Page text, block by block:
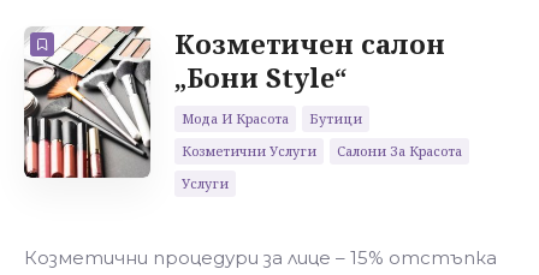
Козметичен салон
„Бони Style“
Мода И Красота
Бутици
Козметични Услуги
Салони За Красота
Услуги
Козметични процедури за лице – 15% отстъпка